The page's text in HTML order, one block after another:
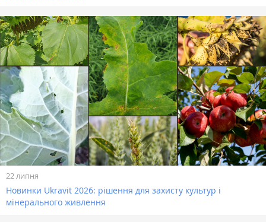
22 липня
Новинки Ukravit 2026: рішення для захисту культур і
мінерального живлення